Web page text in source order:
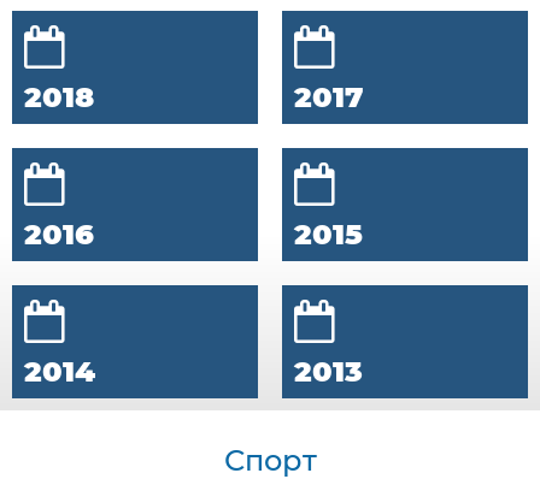
2018 2017
2016 2015
2014 2013
Спорт